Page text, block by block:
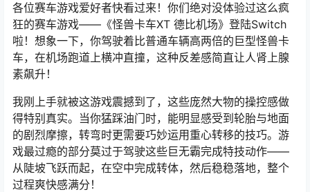
各位赛车游戏爱好者快看过来！你们绝对没体验过这么疯
狂的赛车游戏——《怪兽卡车XT 德比机场》登陆Switch
啦！想象一下，你驾驶着比普通车辆高两倍的巨型怪兽卡
车，在机场跑道上横冲直撞，这种反差感简直让人肾上腺
素飙升！
我刚上手就被这游戏震撼到了，这些庞然大物的操控感做
得特别真实。当你猛踩油门时，能明显感受到轮胎与地面
的剧烈摩擦，转弯时更需要巧妙运用重心转移的技巧。游
戏最过瘾的部分莫过于驾驶这些巨无霸完成特技动作——
从陡坡飞跃而起，在空中完成转体，然后稳稳落地，整个
过程爽快感满分！